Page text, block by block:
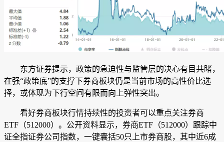
东方证券提示，政策的急迫性与监管层的决心有目共睹，
在强“政策底”的支撑下券商板块仍是当前市场的高性价比选
择，或体现为下行空间有限而向上弹性突出。
看好券商板块行情持续性的投资者可以重点关注券商
ETF（512000）。公开资料显示，券商ETF（512000）跟踪中
证全指证券公司指数，一键囊括50只上市券商股，其中近6成